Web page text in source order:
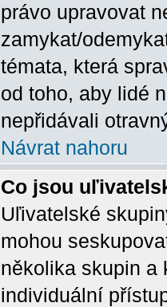
právo upravovat
zamykat/
témata, která
od toho, aby lidé
nepřidávali
Návrat nahoru
Co jsou
Uľivatelské
mohou
několika skupin a
individuální